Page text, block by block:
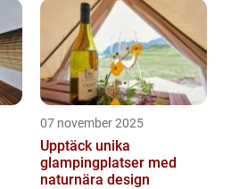
07 november 2025
Upptäck unika
glampingplatser med
naturnära design